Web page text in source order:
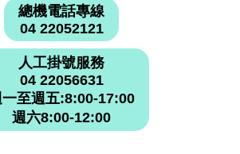
總機電話專線
04 22052121
人工掛號服務
04 22056631
至週五:8:00-17:00
週六8:00-12:00